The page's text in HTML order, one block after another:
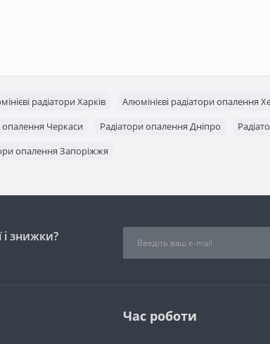
радіатори Харків Алюмінієві радіатори опалення
опалення Черкаси Радіатори опалення Дніпро
опалення Запоріжжя
знижки?
Час роботи